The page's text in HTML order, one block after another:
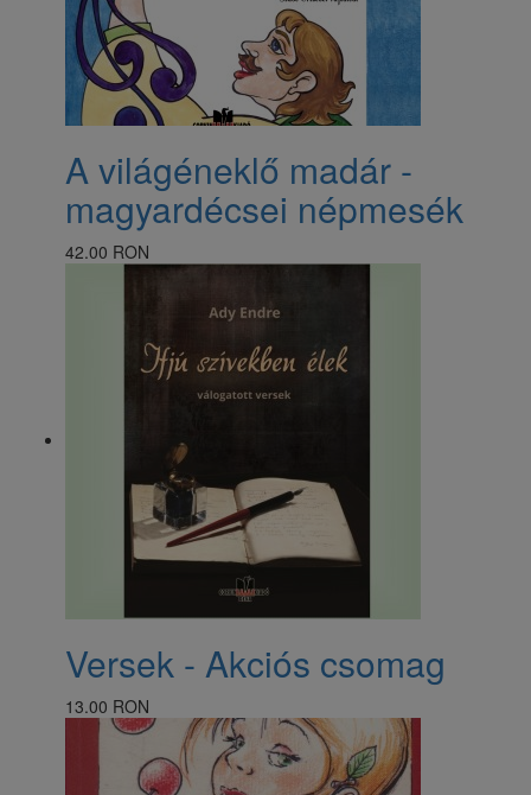
A világéneklő madár -
magyardécsei népmesék
42.00 RON
Versek - Akciós csomag
13.00 RON